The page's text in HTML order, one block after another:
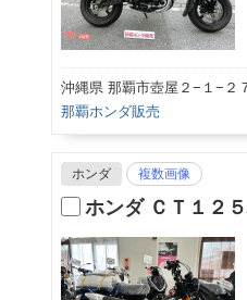
沖縄県 那覇市壺屋２−１−２
那覇ホンダ販売
ホンダ 複数画像
ホンダ ＣＴ１２